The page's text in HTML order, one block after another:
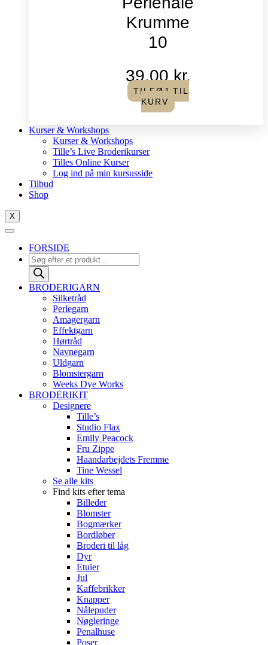
Krumme
10
39,00kr.
TILFØJ TIL
KURV
Kurser & Workshops
Kurser & Workshops
Tille’s Live Broderikurser
Tilles Online Kurser
Log ind på min kursusside
Tilbud
Shop
X
FORSIDE
Products
search
BRODERIGARN
Silketråd
Perlegarn
Amagergarn
Effektgarn
Hørtråd
Navnegarn
Uldgarn
Blomstergarn
Weeks Dye Works
BRODERIKIT
Designere
Tille’s
Studio Flax
Emily Peacock
Fru Zippe
Haandarbejdets Fremme
Tine Wessel
Se alle kits
Find kits efter tema
Billeder
Blomster
Bogmærker
Bordløber
Broderi til låg
Dyr
Etuier
Jul
Kaffebrikker
Knapper
Nålepuder
Nøgleringe
Penalhuse
Poser